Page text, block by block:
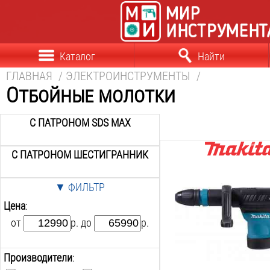
Каталог Найти
ГЛАВНАЯ / ЭЛЕКТРОИНСТРУМЕНТЫ /
Отбойные молотки
С ПАТРОНОМ SDS MAX
С ПАТРОНОМ ШЕСТИГРАННИК
▼ ФИЛЬТР
Цена:
от
р. до р.
Производители:
Мощность:
1300Вт
Max сила удара:
Max частота ударов: